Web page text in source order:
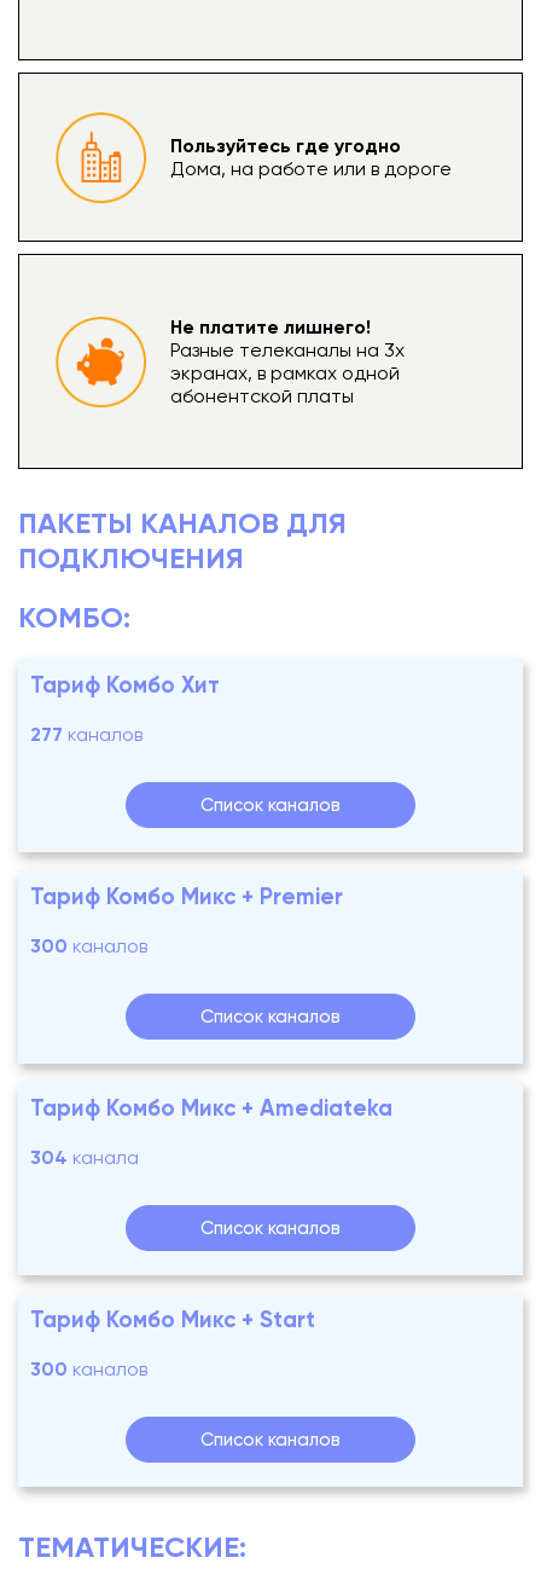
Пользуйтесь где угодно
Дома, на работе или в дороге
Не платите лишнего!
Разные телеканалы на 3х
экранах, в рамках одной
абонентской платы
ПАКЕТЫ КАНАЛОВ ДЛЯ
ПОДКЛЮЧЕНИЯ
КОМБО:
Тариф Комбо Хит
277 каналов
Список каналов
Тариф Комбо Микс + Premier
300 каналов
Список каналов
Тариф Комбо Микс + Amediateka
304 канала
Список каналов
Тариф Комбо Микс + Start
300 каналов
Список каналов
ТЕМАТИЧЕСКИЕ: